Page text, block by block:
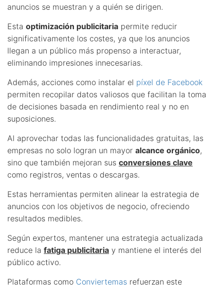
anuncios se muestran y a quién se dirigen.
Esta optimización publicitaria permite reducir
significativamente los costes, ya que los anuncios
llegan a un público más propenso a interactuar,
eliminando impresiones innecesarias.
Además, acciones como instalar el píxel de Facebook
permiten recopilar datos valiosos que facilitan la toma
de decisiones basada en rendimiento real y no en
suposiciones.
Al aprovechar todas las funcionalidades gratuitas, las
empresas no solo logran un mayor alcance orgánico,
sino que también mejoran sus conversiones clave
como registros, ventas o descargas.
Estas herramientas permiten alinear la estrategia de
anuncios con los objetivos de negocio, ofreciendo
resultados medibles.
Según expertos, mantener una estrategia actualizada
reduce la fatiga publicitaria y mantiene el interés del
público activo.
Plataformas como Conviertemas refuerzan este